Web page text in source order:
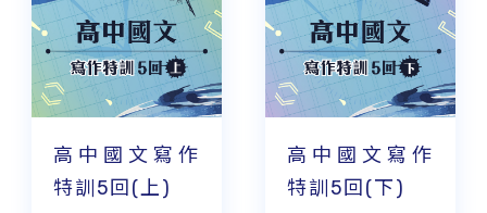
高中國文寫作
特訓5回(上)
高中國文寫作
特訓5回(下)